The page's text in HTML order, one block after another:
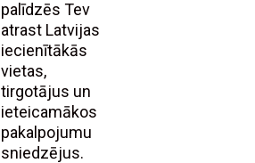
palīdzēs Tev
atrast Latvijas
iecienītākās
vietas,
tirgotājus un
ieteicamākos
pakalpojumu
sniedzējus.